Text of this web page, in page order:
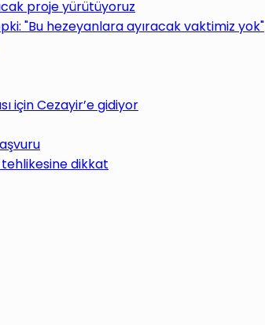
proje yürütüyoruz
"Bu hezeyanlara ayıracak vaktimiz yok"
için Cezayir’e gidiyor
tehlikesine dikkat